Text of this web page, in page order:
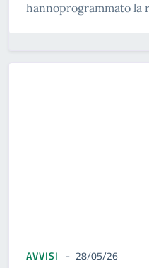
hannoprogrammato la
AVVISI 28/05/26